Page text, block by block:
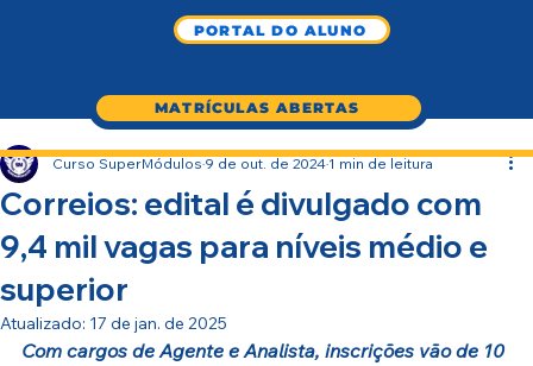
MATRÍCULAS ABERTAS
PORTAL DO ALUNO
Correios: edital é divulgado com
9,4 mil vagas para níveis médio e
superior
Curso SuperMódulos 9 de out. de 2024 1 min de leitura
Atualizado: 17 de jan. de 2025
Com cargos de Agente e Analista, inscrições vão de 10